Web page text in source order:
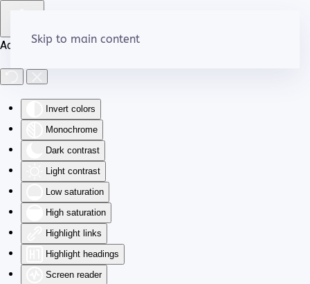
Accessibility Tools
Invert colors
Monochrome
Dark contrast
Light contrast
Low saturation
High saturation
Highlight links
Highlight headings
Screen reader
Skip to main content